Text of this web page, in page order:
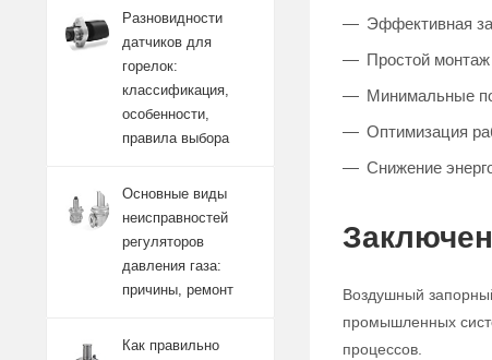
Эффективная
Простой монтаж
Минимальные
Оптимизация
Снижение
Воздушный
промышленных
процессов.
Разновидности
датчиков для
горелок:
классификация,
особенности,
правила выбора
Основные виды
неисправностей
регуляторов
давления газа:
причины, ремонт
Как правильно